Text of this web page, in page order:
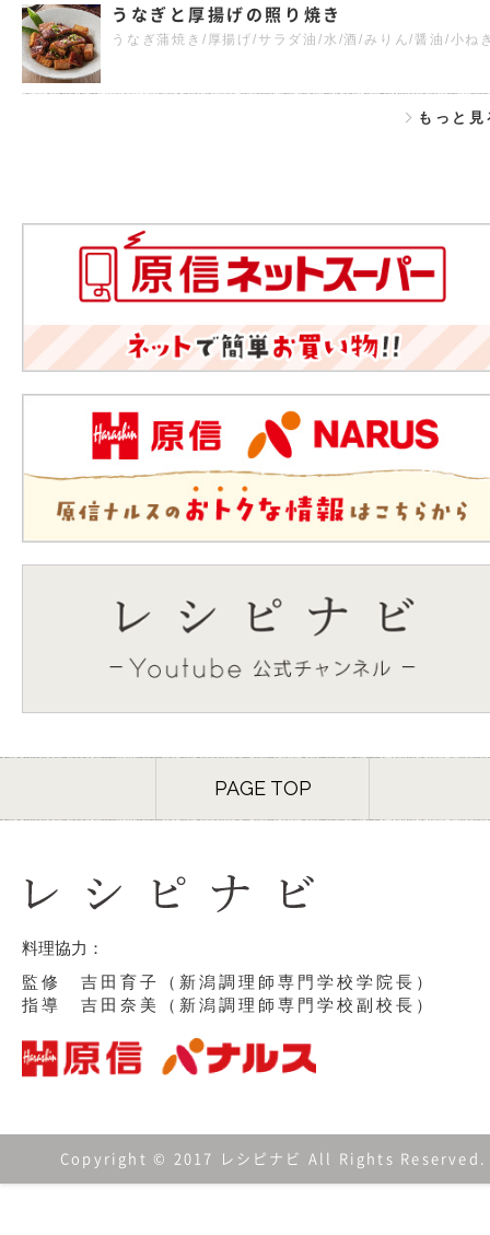
うなぎと厚揚げの照り焼き
うなぎ蒲焼き/厚揚げ/サラダ油/水/酒/みりん/醤油/小ね
もっと見
PAGE TOP
料理協力：
監修 吉田育子（新潟調理師専門学校学院長）
指導 吉田奈美（新潟調理師専門学校副校長）
Copyright © 2017 レシピナビ All Rights Reserved.